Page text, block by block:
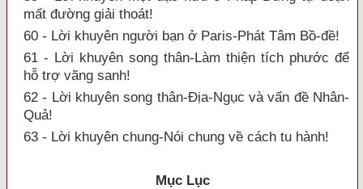
mất đường giải thoát!
60 - Lời khuyên người bạn ở Paris-Phát Tâm Bồ-đề!
61 - Lời khuyên song thân-Làm thiện tích phước để
hỗ trợ vãng sanh!
62 - Lời khuyên song thân-Địa-Ngục và vấn đề Nhân-
Quả!
63 - Lời khuyên chung-Nói chung về cách tu hành!
Mục Lục